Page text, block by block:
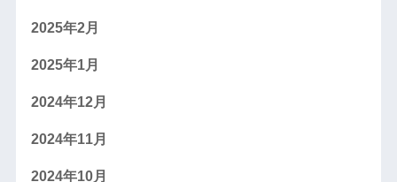
2025年2月
2025年1月
2024年12月
2024年11月
2024年10月